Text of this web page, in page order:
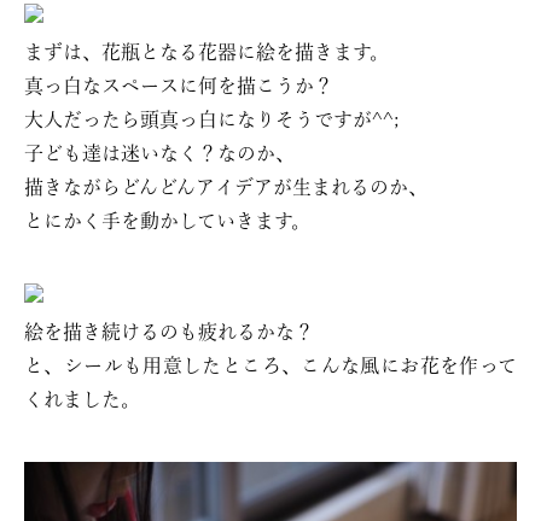
まずは、花瓶となる花器に絵を描きます。
真っ白なスペースに何を描こうか？
大人だったら頭真っ白になりそうですが^^;
子ども達は迷いなく？なのか、
描きながらどんどんアイデアが生まれるのか、
とにかく手を動かしていきます。
絵を描き続けるのも疲れるかな？
と、シールも用意したところ、こんな風にお花を作って
くれました。